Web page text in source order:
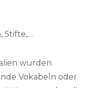
Stifte,…
wurden
Vokabeln oder